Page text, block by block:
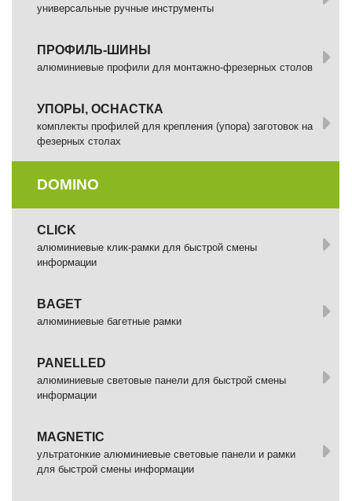
универсальные ручные инструменты
ПРОФИЛЬ-ШИНЫ
алюминиевые профили для монтажно-фрезерных столов
УПОРЫ, ОСНАСТКА
комплекты профилей для крепления (упора) заготовок на
фезерных столах
DOMINO
СLICK
алюминиевые клик-рамки для быстрой смены
информации
BAGET
алюминиевые багетные рамки
PANELLED
алюминиевые световые панели для быстрой смены
информации
MAGNETIC
ультратонкие алюминиевые световые панели и рамки
для быстрой смены информации